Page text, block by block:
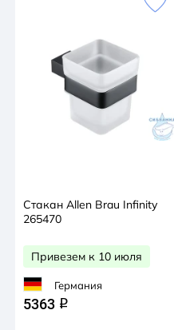
Стакан Allen Brau Infinity
265470
Привезем к 10 июля
Германия
5363 q